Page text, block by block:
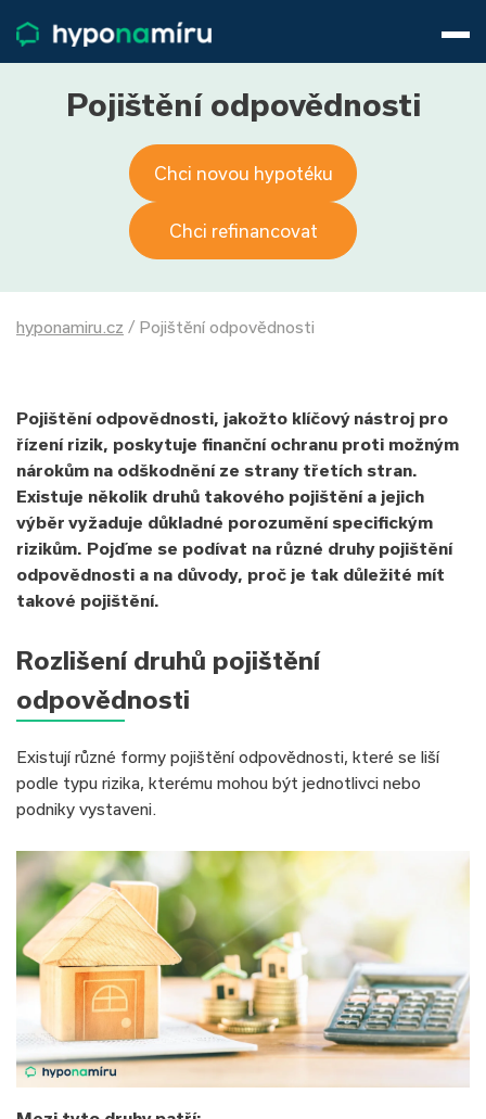
Životní pojištění
Pojištění nemovitosti
Články
O nás
800 688 388
Přihlásit
Pojištění odpovědnosti
Chci novou hypotéku
Chci refinancovat
hyponamiru.cz / Pojištění odpovědnosti
Pojištění odpovědnosti, jakožto klíčový nástroj pro
řízení rizik, poskytuje finanční ochranu proti možným
nárokům na odškodnění ze strany třetích stran.
Existuje několik druhů takového pojištění a jejich
výběr vyžaduje důkladné porozumění specifickým
rizikům. Pojďme se podívat na různé druhy pojištění
odpovědnosti a na důvody, proč je tak důležité mít
takové pojištění.
Rozlišení druhů pojištění
odpovědnosti
Existují různé formy pojištění odpovědnosti, které se liší
podle typu rizika, kterému mohou být jednotlivci nebo
podniky vystaveni.